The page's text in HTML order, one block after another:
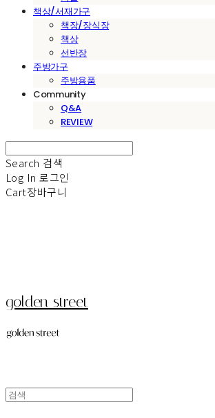
책상/서재가구
책장/장식장
책상
선반장
주방가구
주방용품
Community
Q&A
REVIEW
Search 검색
Log In 로그인
Cart장바구니
golden street